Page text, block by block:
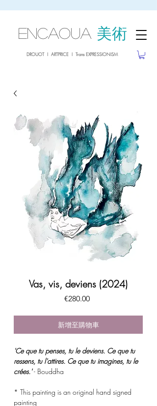
ENCAOUA 美術
DROUOT I ARTPRICE I Trans EXPRESSIONISM
Vas, vis, deviens (2024)
€280.00價
新增至購物車
Ce que tu penses, tu le deviens. Ce que tu
ressens, tu l'attires. Ce que tu imagines, tu le
crées.' - Bouddha
* This painting is an original hand signed
painting